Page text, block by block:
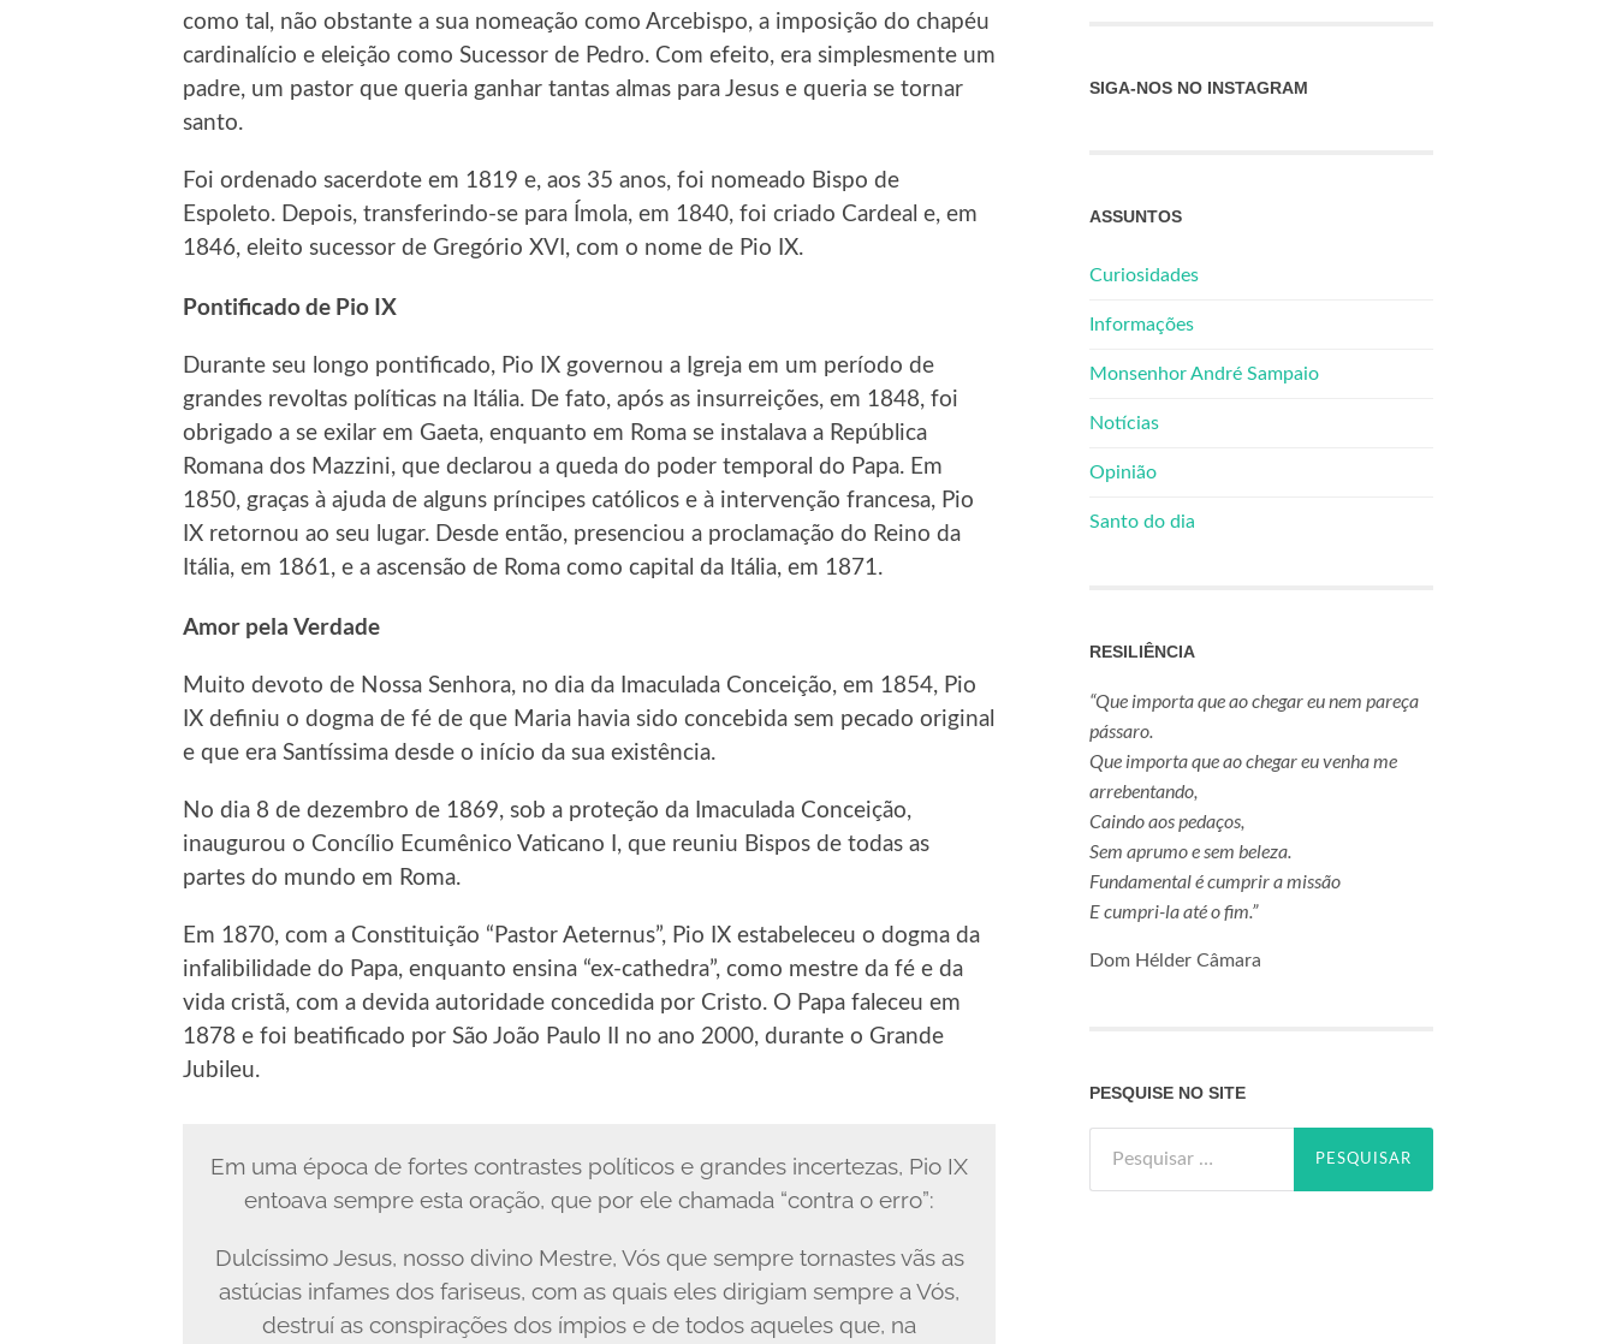
como tal, não obstante a sua nomeação como Arcebispo, a imposição do chapéu
cardinalício e eleição como Sucessor de Pedro. Com efeito, era simplesmente um
padre, um pastor que queria ganhar tantas almas para Jesus e queria se tornar
santo.
Foi ordenado sacerdote em 1819 e, aos 35 anos, foi nomeado Bispo de
Espoleto. Depois, transferindo-se para Ímola, em 1840, foi criado Cardeal e, em
1846, eleito sucessor de Gregório XVI, com o nome de Pio IX.
Pontificado de Pio IX
Durante seu longo pontificado, Pio IX governou a Igreja em um período de
grandes revoltas políticas na Itália. De fato, após as insurreições, em 1848, foi
obrigado a se exilar em Gaeta, enquanto em Roma se instalava a República
Romana dos Mazzini, que declarou a queda do poder temporal do Papa. Em
1850, graças à ajuda de alguns príncipes católicos e à intervenção francesa, Pio
IX retornou ao seu lugar. Desde então, presenciou a proclamação do Reino da
Itália, em 1861, e a ascensão de Roma como capital da Itália, em 1871.
Amor pela Verdade
Muito devoto de Nossa Senhora, no dia da Imaculada Conceição, em 1854, Pio
IX definiu o dogma de fé de que Maria havia sido concebida sem pecado original
e que era Santíssima desde o início da sua existência.
No dia 8 de dezembro de 1869, sob a proteção da Imaculada Conceição,
inaugurou o Concílio Ecumênico Vaticano I, que reuniu Bispos de todas as
partes do mundo em Roma.
Em 1870, com a Constituição “Pastor Aeternus”, Pio IX estabeleceu o dogma da
infalibilidade do Papa, enquanto ensina “ex-cathedra”, como mestre da fé e da
vida cristã, com a devida autoridade concedida por Cristo. O Papa faleceu em
1878 e foi beatificado por São João Paulo II no ano 2000, durante o Grande
Jubileu.
Em uma época de fortes contrastes políticos e grandes incertezas, Pio IX
entoava sempre esta oração, que por ele chamada “contra o erro”:
Dulcíssimo Jesus, nosso divino Mestre, Vós que sempre tornastes vãs as
astúcias infames dos fariseus, com as quais eles dirigiam sempre a Vós,
destruí as conspirações dos ímpios e de todos aqueles que, na
SIGA-NOS NO INSTAGRAM
ASSUNTOS
Curiosidades
Informações
Monsenhor André Sampaio
Notícias
Opinião
Santo do dia
RESILIÊNCIA
“Que importa que ao chegar eu nem pareça
pássaro.
Que importa que ao chegar eu venha me
arrebentando,
Caindo aos pedaços,
Sem aprumo e sem beleza.
Fundamental é cumprir a missão
E cumpri-la até o fim.”
Dom Hélder Câmara
PESQUISE NO SITE
por: